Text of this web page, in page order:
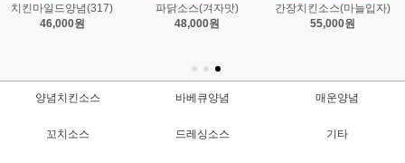
간장치킨소스(마늘입자)
55,000원
치킨핫양념3024-1(매운
맛)
양념치킨소스 바베큐양념 매운양념
꼬치소스 드레싱소스 기타